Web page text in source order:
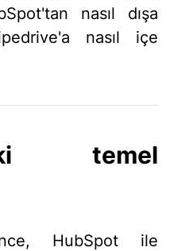
nasıl dışa
nasıl içe
temel
HubSpot ile